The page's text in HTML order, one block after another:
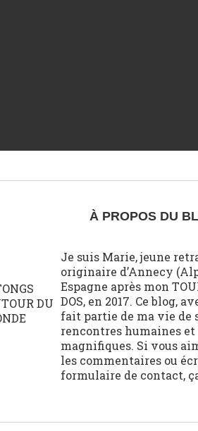
À PROPOS DU
Je suis Marie, jeune
originaire d’Annecy
Espagne après mon
DOS, en 2017. Ce blog,
fait partie de ma vie de
rencontres humaines
magnifiques. Si vous
les commentaires ou
formulaire de contact,